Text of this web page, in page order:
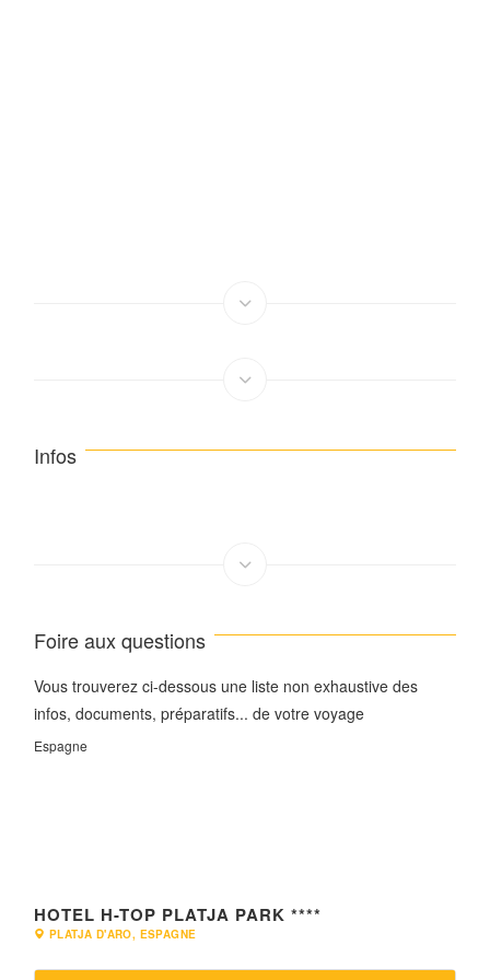
Infos
Foire aux questions
Vous trouverez ci-dessous une liste non exhaustive des
infos, documents, préparatifs... de votre voyage
Espagne
HOTEL H-TOP PLATJA PARK ****
PLATJA D'ARO, ESPAGNE